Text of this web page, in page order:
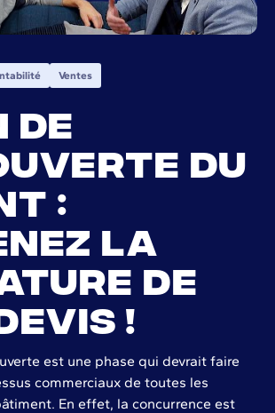
Ventes
de
du
:
la
de
!
est une phase qui devrait faire
commerciaux de toutes les
En effet, la concurrence est